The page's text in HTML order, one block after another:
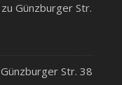
zu Günzburger Str.
Günzburger Str. 38